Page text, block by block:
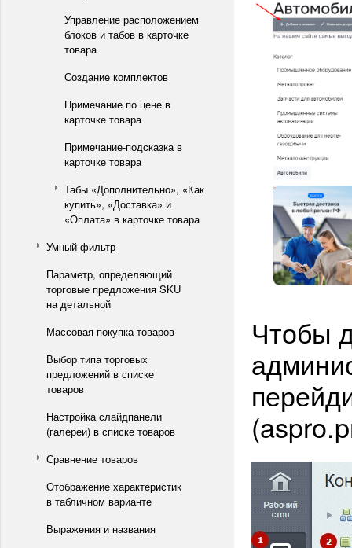
Управление расположением
блоков и табов в карточке
товара
Создание комплектов
Примечание по цене в
карточке товара
Примечание-подсказка в
карточке товара
Табы «Дополнительно», «Как
купить», «Доставка» и
«Оплата» в карточке товара
Умный фильтр
Параметр, определяющий
торговые предложения SKU
на детальной
Массовая покупка товаров
Выбор типа торговых
предложений в списке
товаров
Настройка слайдпанели
(галереи) в списке товаров
Сравнение товаров
Отображение характеристик
в табличном варианте
Выражения и названия
Чтобы